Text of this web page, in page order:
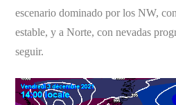
escenario dominado por los NW,
estable, y a Norte, con nevadas
seguir.